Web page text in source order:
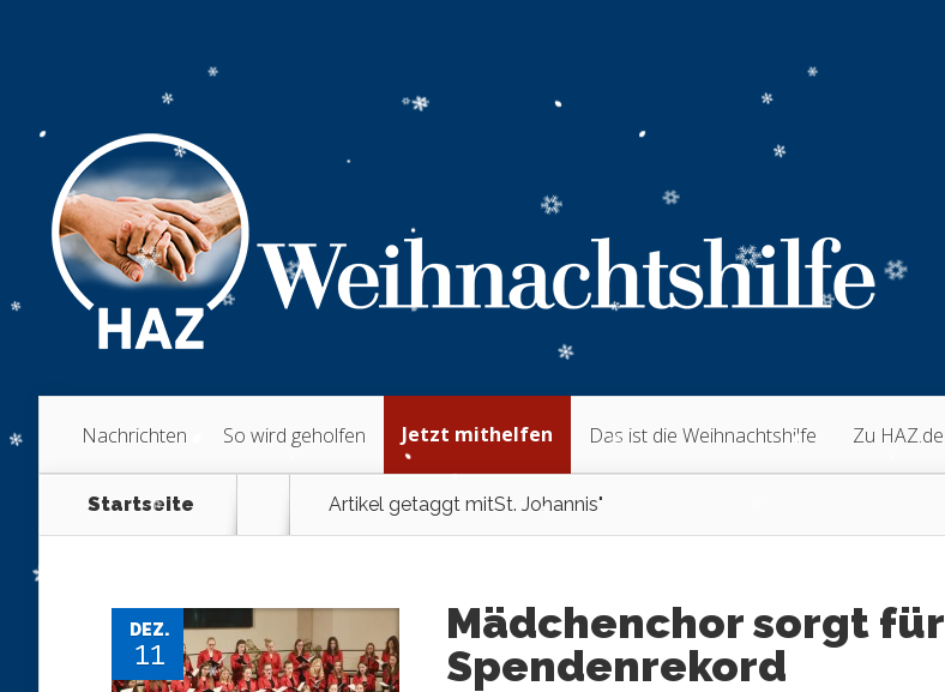
Nachrichten So wird geholfen Jetzt mithelfen Das ist die Weihnachtshilfe Zu HAZ.de
Startseite Artikel getaggt mitSt. Johannis"
DEZ.
11
Mädchenchor sorgt für
Spendenrekord